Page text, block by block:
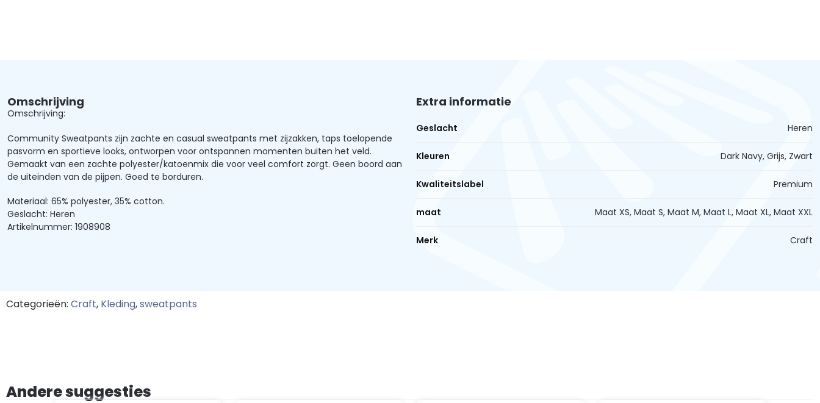
Omschrijving
Omschrijving:
Community Sweatpants zijn zachte en casual sweatpants met zijzakken, taps toelopende
pasvorm en sportieve looks, ontworpen voor ontspannen momenten buiten het veld.
Gemaakt van een zachte polyester/katoenmix die voor veel comfort zorgt. Geen boord aan
de uiteinden van de pijpen. Goed te borduren.
Materiaal: 65% polyester, 35% cotton.
Geslacht: Heren
Artikelnummer: 1908908
Extra informatie
Geslacht Heren
Kleuren Dark Navy, Grijs, Zwart
Kwaliteitslabel Premium
maat Maat XS, Maat S, Maat M, Maat L, Maat XL, Maat XXL
Merk Craft
Categorieën: Craft, Kleding,sweatpants
Andere suggesties